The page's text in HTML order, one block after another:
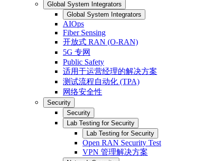
Global System Integrators
Global System Integrators
AIOps
Fiber Sensing
开放式 RAN (O-RAN)
5G 专网
Public Safety
适用于运营经理的解决方案
测试流程自动化 (TPA)
网络安全性
Security
Security
Lab Testing for Security
Lab Testing for Security
Open RAN Security Test
VPN 管理解决方案